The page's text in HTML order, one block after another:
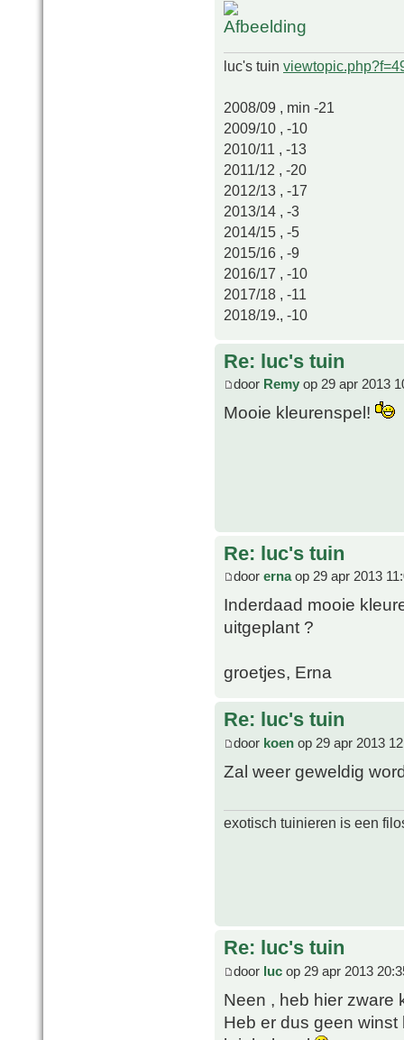
luc's tuin
2008/09 , min -21
2009/10 , -10
2010/11 , -13
2011/12 , -20
2012/13 , -17
2013/14 , -3
2014/15 , -5
2015/16 , -9
2016/17 , -10
2017/18 , -11
2018/19., -10
Re: luc's tuin
door Remy op 29 apr 2013
Mooie kleurenspel!
Re: luc's tuin
door ernaop 29 apr 2013
Inderdaad mooie
uitgeplant ?
groetjes, Erna
Re: luc's tuin
door koen op 29 apr 2013
Zal weer geweldig
exotisch tuinieren is een
Re: luc's tuin
door luc op 29 apr 2013
Neen , heb hier zware
Heb er dus geen